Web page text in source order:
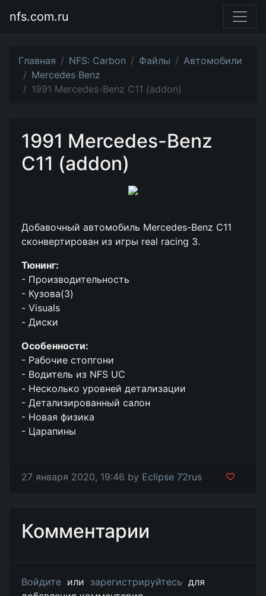
nfs.com.ru
Главная NFS: Carbon Файлы
Автомобили
Mercedes Benz
1991 Mercedes-Benz C11 (addon)
1991 Mercedes-Benz
C11 (addon)
Добавочный автомобиль Mercedes-Benz C11
сконвертирован из игры real racing 3.
Тюнинг:
- Производительность
- Кузова(3)
- Visuals
- Диски
Особенности:
- Рабочие стопгони
- Водитель из NFS UC
- Несколько уровней детализации
- Детализированный салон
- Новая физика
- Царапины
27 января 2020, 19:46 by Eclipse 72rus
Комментарии
Войдите или зарегистрируйтесь для